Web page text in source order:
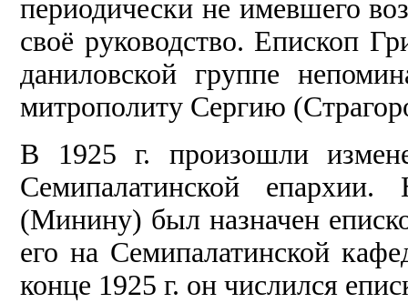
периодически не имевшего
своё руководство. Епископ
даниловской группе
митрополиту Сергию
В 1925 г. произошли
Семипалатинской
(Минину) был назначен
его на Семипалатинской
конце 1925 г. он числился